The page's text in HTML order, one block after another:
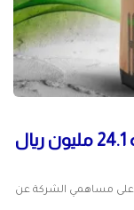
أسمنت حائل توزع أرباحًا نقدية بقيمة 24.1 مليون ريال
على مساهمي الشركة عن